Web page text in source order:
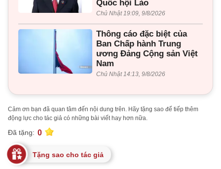
Quốc hội Lào
Chủ Nhật 19:09, 9/8/2026
Thông cáo đặc biệt của
Ban Chấp hành Trung
ương Đảng Cộng sản Việt
Nam
Chủ Nhật 14:13, 9/8/2026
Cảm ơn bạn đã quan tâm đến nội dung trên. Hãy tặng sao để tiếp thêm
động lực cho tác giả có những bài viết hay hơn nữa.
Đã tặng: 0
Tặng sao cho tác giả